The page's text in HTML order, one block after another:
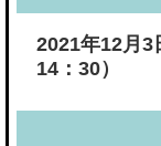
2021年12月3
14：30）